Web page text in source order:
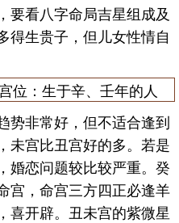
要看八字命局吉星组成及
得生贵子，但儿女性情自
：生于辛、壬年的人
非常好，但不适合逢到
未宫比丑宫好的多。若是
婚恋问题较比较严重。癸
宫，命宫三方四正必逢羊
喜开辟。丑未宫的紫微星